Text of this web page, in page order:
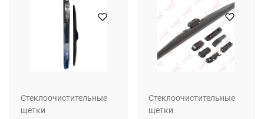
Стеклоочистительные
щетки
Стеклоочистительные
щетки